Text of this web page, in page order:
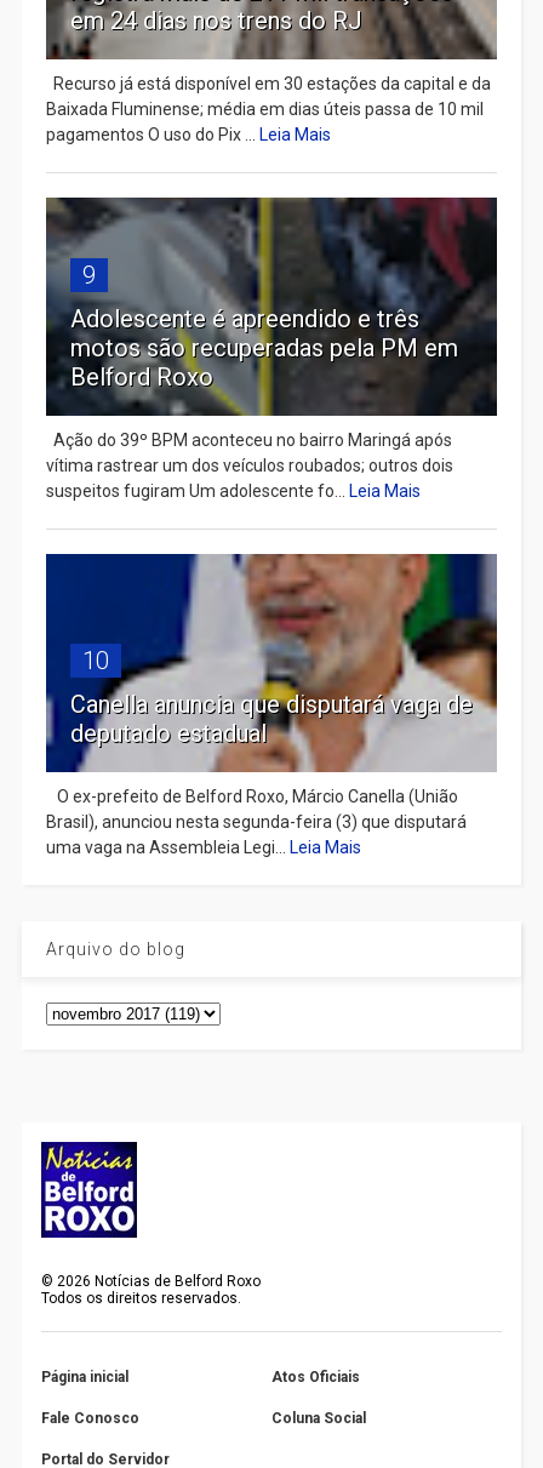
em 24 dias nos trens do RJ
Recurso já está disponível em 30 estações da capital e da
Baixada Fluminense; média em dias úteis passa de 10 mil
pagamentos O uso do Pix ...
Leia Mais
9
Adolescente é apreendido e três
motos são recuperadas pela PM em
Belford Roxo
Ação do 39º BPM aconteceu no bairro Maringá após
vítima rastrear um dos veículos roubados; outros dois
suspeitos fugiram Um adolescente fo...
Leia Mais
10
Canella anuncia que disputará vaga de
deputado estadual
​ O ex-prefeito de Belford Roxo, Márcio Canella (União
Brasil), anunciou nesta segunda-feira (3) que disputará
uma vaga na Assembleia Legi...
Leia Mais
Arquivo do blog
©2026 Notícias de Belford Roxo
Todos os direitos reservados.
Página inicial Atos Oficiais
Fale Conosco Coluna Social
Portal do Servidor